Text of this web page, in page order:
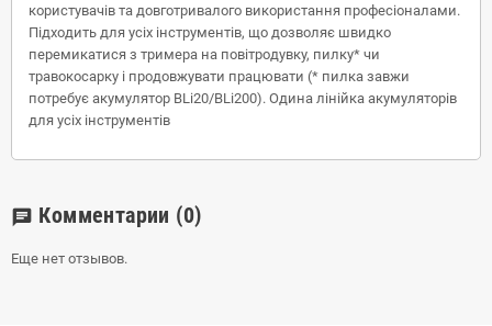
користувачів та довготривалого використання професіоналами.
Підходить для усіх інструментів, що дозволяє швидко
перемикатися з тримера на повітродувку, пилку* чи
травокосарку і продовжувати працювати (* пилка завжи
потребує акумулятор BLi20/BLi200). Одина лінійка акумуляторів
для усіх інструментів
chat Комментарии (0)
Еще нет отзывов.